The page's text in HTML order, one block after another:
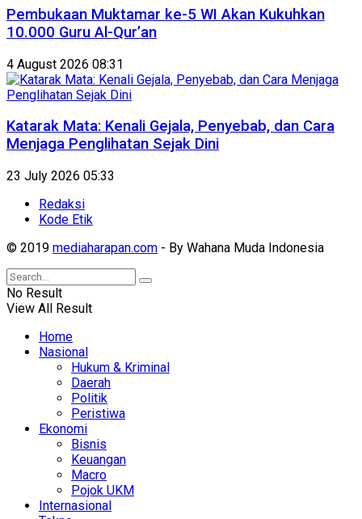
Pembukaan Muktamar ke-5 WI Akan Kukuhkan
10.000 Guru Al-Qur’an
4 August 2026 08:31
Katarak Mata: Kenali Gejala, Penyebab, dan Cara
Menjaga Penglihatan Sejak Dini
23 July 2026 05:33
Redaksi
Kode Etik
© 2019 mediaharapan.com - By Wahana Muda Indonesia
No Result
View All Result
Home
Nasional
Hukum & Kriminal
Daerah
Politik
Peristiwa
Ekonomi
Bisnis
Keuangan
Macro
Pojok UKM
Internasional